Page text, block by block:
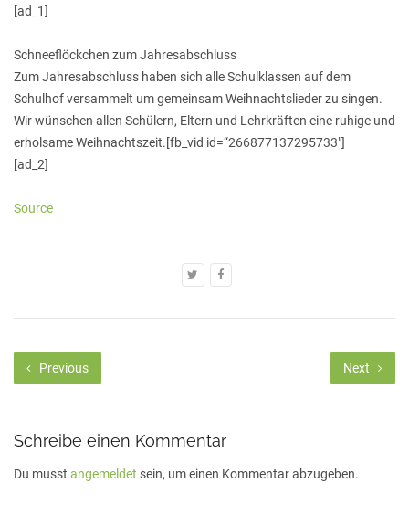
[ad_1]
Schneeflöckchen zum Jahresabschluss
Zum Jahresabschluss haben sich alle Schulklassen auf dem
Schulhof versammelt um gemeinsam Weihnachtslieder zu singen.
Wir wünschen allen Schülern, Eltern und Lehrkräften eine ruhige und
erholsame Weihnachtszeit.[fb_vid id=“266877137295733″]
[ad_2]
Source
Previous Next
Schreibe einen Kommentar
Du musst angemeldet sein, um einen Kommentar abzugeben.